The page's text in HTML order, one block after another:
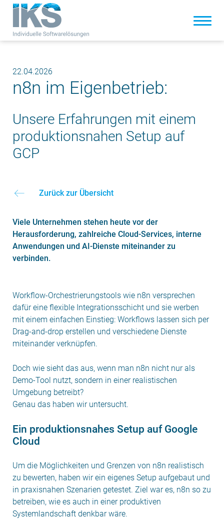
22.04.2026
n8n im Eigenbetrieb:
Unsere Erfahrungen mit einem
produktionsnahen Setup auf
GCP
Zurück zur Übersicht
Viele Unternehmen stehen heute vor der
Herausforderung, zahlreiche Cloud-Services, interne
Anwendungen und AI-Dienste miteinander zu
verbinden.
Workflow-Orchestrierungstools wie n8n versprechen
dafür eine flexible Integrationsschicht und sie werben
mit einem einfachen Einstieg: Workflows lassen sich per
Drag-and-drop erstellen und verschiedene Dienste
miteinander verknüpfen.
Doch wie sieht das aus, wenn man n8n nicht nur als
Demo-Tool nutzt, sondern in einer realistischen
Umgebung betreibt?
Genau das haben wir untersucht.
Ein produktionsnahes Setup auf Google
Cloud
Um die Möglichkeiten und Grenzen von n8n realistisch
zu bewerten, haben wir ein eigenes Setup aufgebaut und
in praxisnahen Szenarien getestet. Ziel war es, n8n so zu
betreiben, wie es auch in einer produktiven
Systemlandschaft denkbar wäre.